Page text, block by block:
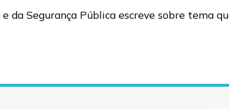
da Segurança Pública escreve sobre tema